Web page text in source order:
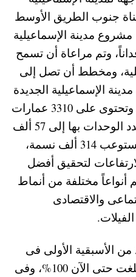
72 ترقيم القناة جنوب الطريق الأوسط
مدينة الإسماعيلية
على مساحة 2828 فداناً، وتم مراعاة أن تسمح
ومخطط أن تصل إلى
الإسماعيلية الجديدة
مقسمة إلى 5 أحياء سكنية، وتحتوى على 3310 عمارات
و1220 فيلا، ليصل إجمالى عدد الوحدات بها إلى 57 ألف
وحدة سكنية، ومخطط أن تستوعب 314 ألف نسمة،
لتحقيق أفضل
أنواعاً مختلفة من أنماط
والاقتصادى
من الأسبقية الأولى فى
مدينة الإسماعيلية الجديدة بلغت حتى الآن 100%، وفى